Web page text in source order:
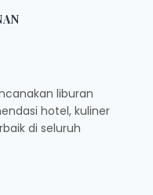
liburan
hotel, kuliner
di seluruh